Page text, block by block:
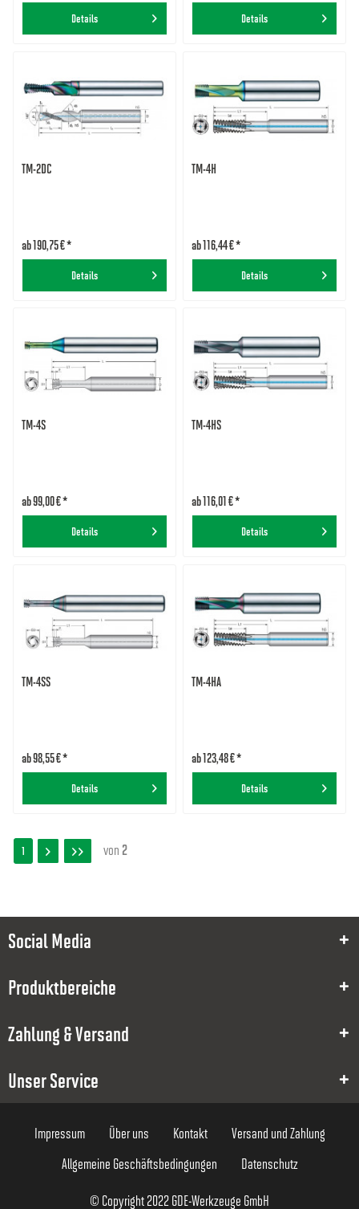
Details Details
TM-2DC
ab 190,75 € *
Details
TM-4H
ab 116,44 € *
Details
TM-4S
ab 99,00 € *
Details
TM-4HS
ab 116,01 € *
Details
TM-4SS
ab 98,55 € *
Details
TM-4HA
ab 123,48 € *
Details
1 von 2
Social Media
Produktbereiche
Zahlung & Versand
Unser Service
Impressum Über uns Kontakt
Versand und Zahlung
Allgemeine Geschäftsbedingungen
Datenschutz
© Copyright 2022 GDE-Werkzeuge GmbH